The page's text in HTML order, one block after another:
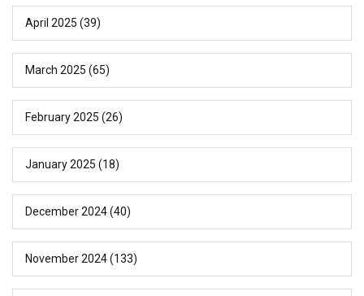
April 2025 (39)
March 2025 (65)
February 2025 (26)
January 2025 (18)
December 2024(40)
November 2024(133)